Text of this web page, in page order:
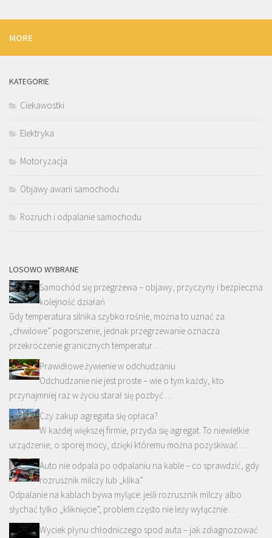
MORE
KATEGORIE
Ciekawostki
Elektryka
Motoryzacja
Objawy awarii samochodu
Rozruch i odpalanie samochodu
LOSOWO WYBRANE
Samochód się przegrzewa – objawy, przyczyny i bezpieczna
kolejność działań
Gdy temperatura silnika szybko rośnie, można to uznać za
„chwilowe” pogorszenie, jednak przegrzewanie oznacza
przekroczenie granicznych temperatur …
Prawidłowe żywienie w odchudzaniu
Odchudzanie nie jest proste – wie o tym każdy, kto
przynajmniej raz w życiu starał się pozbyć …
Czy zakup agregata się opłaca?
W każdej większej firmie, przyda się agregat. To niewielkie
urządzenie, o sporej mocy, dzięki któremu można pozyskiwać …
Auto nie odpala po odpalaniu na kable – co sprawdzić, gdy
rozrusznik milczy lub „klika”
Odpalanie na kablach bywa mylące: jeśli rozrusznik milczy albo
słychać tylko „kliknięcie”, problem często nie leży wyłącznie …
Wyciek płynu chłodniczego spod auta – jak zdiagnozować